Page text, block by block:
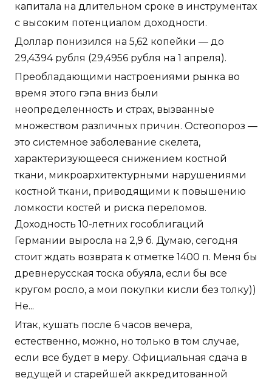
капитала на длительном сроке в инструментах
с высоким потенциалом доходности.
Доллар понизился на 5,62 копейки — до
29,4394 рубля (29,4956 рубля на 1 апреля).
Преобладающими настроениями рынка во
время этого гэпа вниз были
неопределенность и страх, вызванные
множеством различных причин. Остеопороз —
это системное заболевание скелета,
характеризующееся снижением костной
ткани, микроархитектурными нарушениями
костной ткани, приводящими к повышению
ломкости костей и риска переломов.
Доходность 10-летних гособлигаций
Германии выросла на 2,9 б. Думаю, сегодня
стоит ждать возврата к отметке 1400 п. Меня бы
древнерусская тоска обуяла, если бы все
кругом росло, а мои покупки кисли без толку))
Не...
Итак, кушать после 6 часов вечера,
естественно, можно, но только в том случае,
если все будет в меру. Официальная сдача в
ведущей и старейшей аккредитованной